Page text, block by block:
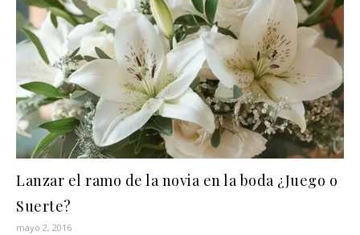
Lanzar el ramo de la novia en la boda ¿Juego o
Suerte?
mayo 2, 2016